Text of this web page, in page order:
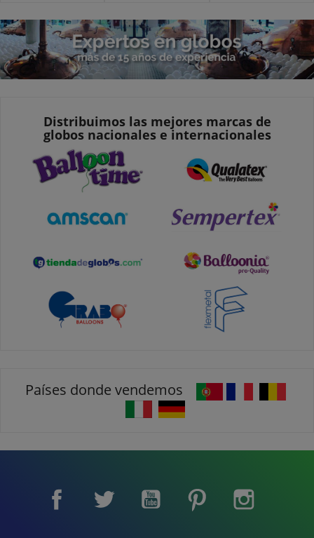
Distribuimos las mejores marcas de
globos nacionales e internacionales
Países donde vendemos
Facebook Twitter YouTube Pinterest